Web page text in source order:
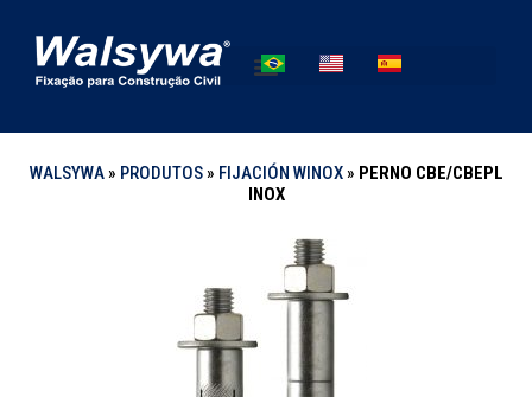
WALSYWA» PRODUTOS» FIJACIÓN WINOX» PERNO CBE/CBEPL
INOX